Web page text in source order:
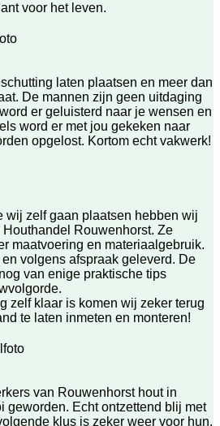
voor het leven.
laten plaatsen en meer dan
De mannen zijn geen uitdaging
er geluisterd naar je wensen en
word er met jou gekeken naar
opgelost. Kortom echt vakwerk!
wij zelf gaan plaatsen hebben wij
Rouwenhorst. Ze
maatvoering en materiaalgebruik.
volgens afspraak geleverd. De
van enige praktische tips
zelf klaar is komen wij zeker terug
te laten inmeten en monteren!
van Rouwenhorst hout in
geworden. Echt ontzettend blij met
klus is zeker weer voor hun.